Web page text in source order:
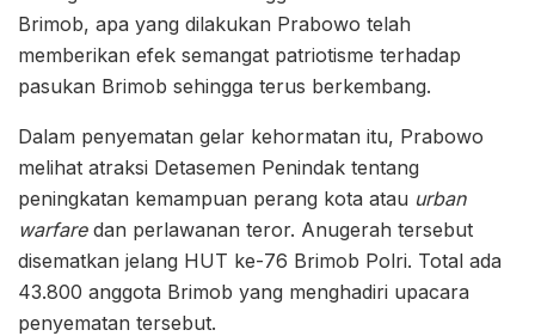
Brimob, apa yang dilakukan Prabowo telah
memberikan efek semangat patriotisme terhadap
pasukan Brimob sehingga terus berkembang.
Dalam penyematan gelar kehormatan itu, Prabowo
melihat atraksi Detasemen Penindak tentang
peningkatan kemampuan perang kota atau urban
warfaredan perlawanan teror. Anugerah tersebut
disematkan jelang HUT ke-76 Brimob Polri. Total ada
43.800 anggota Brimob yang menghadiri upacara
penyematan tersebut.